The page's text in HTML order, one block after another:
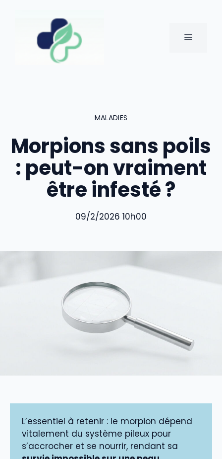
MENU
MALADIES
Morpions sans poils
: peut-on vraiment
être infesté ?
09/2/2026 10h00
L’essentiel à retenir : le morpion dépend
vitalement du système pileux pour
s’accrocher et se nourrir, rendant sa